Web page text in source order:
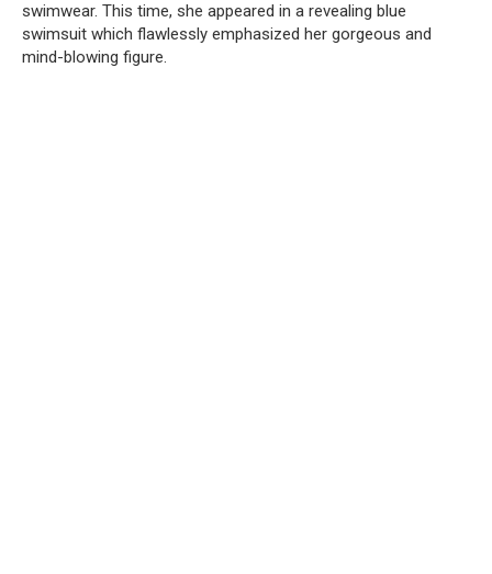
swimwear. This time, she appeared in a revealing blue
swimsuit which flawlessly emphasized her gorgeous and
mind-blowing figure.